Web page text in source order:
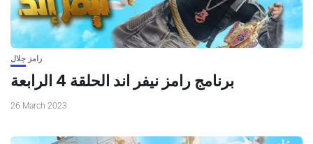
رامز جلال
برنامج رامز نيفر اند الحلقة 4 الرابعة
26 March 2023